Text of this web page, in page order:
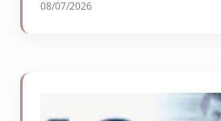
08/07/2026